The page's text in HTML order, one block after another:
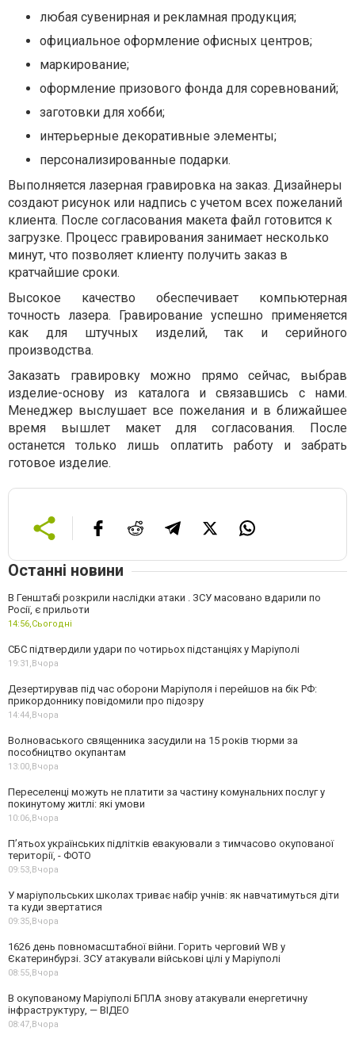
любая сувенирная и рекламная продукция;
официальное оформление офисных центров;
маркирование;
оформление призового фонда для соревнований;
заготовки для хобби;
интерьерные декоративные элементы;
персонализированные подарки.
Выполняется лазерная гравировка на заказ. Дизайнеры
создают рисунок или надпись с учетом всех пожеланий
клиента. После согласования макета файл готовится к
загрузке. Процесс гравирования занимает несколько
минут, что позволяет клиенту получить заказ в
кратчайшие сроки.
Высокое качество обеспечивает компьютерная
точность лазера. Гравирование успешно применяется
как для штучных изделий, так и серийного
производства.
Заказать гравировку можно прямо сейчас, выбрав
изделие-основу из каталога и связавшись с нами.
Менеджер выслушает все пожелания и в ближайшее
время вышлет макет для согласования. После
останется только лишь оплатить работу и забрать
готовое изделие.
Останні новини
В Генштабі розкрили наслідки атаки . ЗСУ масовано вдарили по
Росії, є прильоти
14:56,Сьогодні
СБС підтвердили удари по чотирьох підстанціях у Маріуполі
19:31,Вчора
Дезертирував під час оборони Маріуполя і перейшов на бік РФ:
прикордоннику повідомили про підозру
14:44,Вчора
Волноваського священника засудили на 15 років тюрми за
пособництво окупантам
13:00,Вчора
Переселенці можуть не платити за частину комунальних послуг у
покинутому житлі: які умови
10:06,Вчора
П’ятьох українських підлітків евакуювали з тимчасово окупованої
території, - ФОТО
09:53,Вчора
У маріупольських школах триває набір учнів: як навчатимуться діти
та куди звертатися
09:35,Вчора
1626 день повномасштабної війни. Горить черговий WB у
Єкатеринбурзі. ЗСУ атакували військові цілі у Маріуполі
08:55,Вчора
В окупованому Маріуполі БПЛА знову атакували енергетичну
інфраструктуру, — ВІДЕО
08:47,Вчора